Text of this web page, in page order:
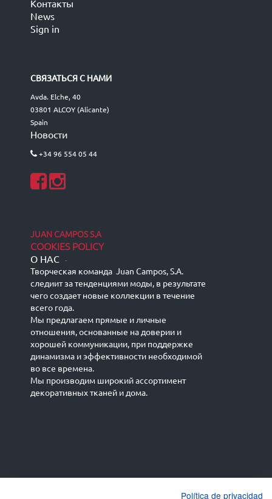
Контакты
News
Sign in
СВЯЗАТЬСЯ С НАМИ
Avda. Elche, 40
03801 ALCOY (Alicante)
Spain
Новости
+34 96 554 05 44
JUAN CAMPOS S.A
COOKIES POLICY
О НАС -
Творческая команда Juan Campos, S.A.
следиит за тенденциями моды, в результате
чего создает новые коллекции в течение
всего года.
Мы предлагаем прямые и личные
отношения, основанные на доверии и
хорошей коммуникации, при поддержке
динамизма и эффективности необходимой
во все времена.
Мы производим широкий ассортимент
декоративных тканей и дома.
English (UK)
Política de privacidad